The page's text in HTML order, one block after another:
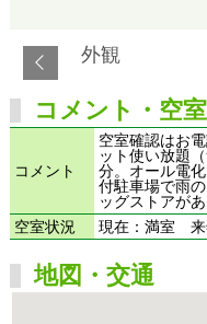
外観
コメント・空室
コメント
空室確認はお
ット使い放題
分。オール電
付駐車場で雨
ッグストアが
空室状況
現在：満室 来
地図・交通